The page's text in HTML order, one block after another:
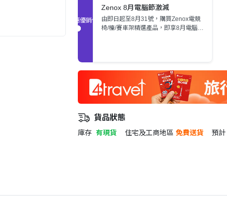
促銷優惠
Zenox 8月電腦節激減
由即日起至8月31號，購買Zenox電競
椅/檯/賽車架精選產品，即享8月電腦節
貨品狀態
庫存 有現貨 住宅及工商地區 免費送貨 預計